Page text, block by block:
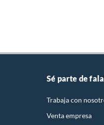
Sé parte de
Trabaja con
Venta empresa